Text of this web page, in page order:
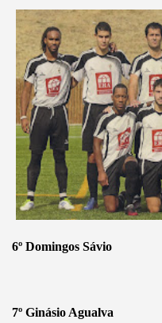
6º Domingos Sávio
7º Ginásio Agualva